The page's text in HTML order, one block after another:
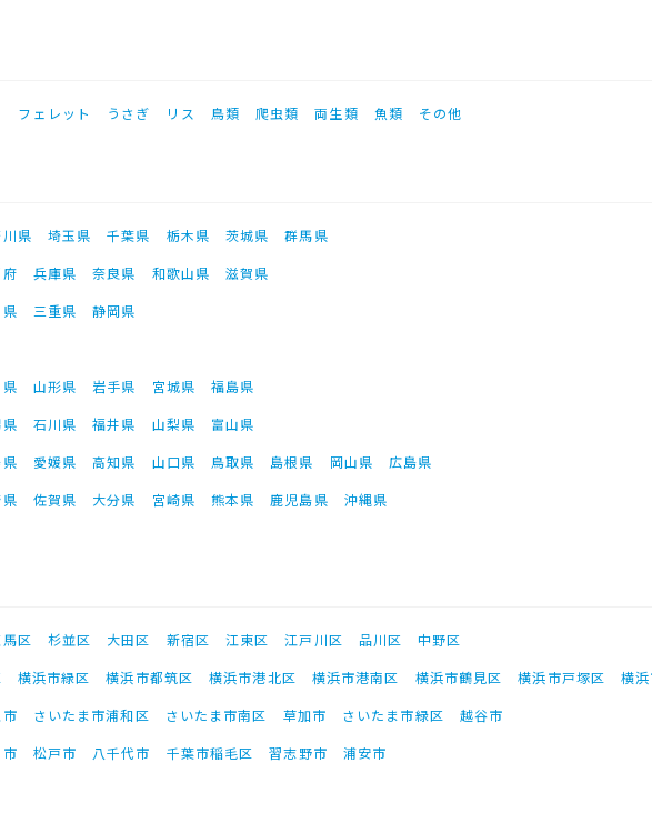
フェレット うさぎ リス 鳥類 爬虫類 両生類 魚類 その他
県 埼玉県 千葉県 栃木県 茨城県
群馬県
兵庫県 奈良県 和歌山県
滋賀県
三重県
静岡県
山形県 岩手県 宮城県
福島県
石川県 福井県 山梨県
富山県
愛媛県 高知県 山口県 鳥取県 島根県 岡山県
広島県
佐賀県 大分県 宮崎県 熊本県 鹿児島県 沖縄県
区 杉並区 大田区 新宿区 江東区 江戸川区 品川区
中野区
横浜市緑区 横浜市都筑区 横浜市港北区 横浜市港南区 横浜市鶴見区 横浜市戸塚区
横
さいたま市浦和区 さいたま市南区 草加市 さいたま市緑区
越谷市
松戸市 八千代市 千葉市稲毛区 習志野市 浦安市